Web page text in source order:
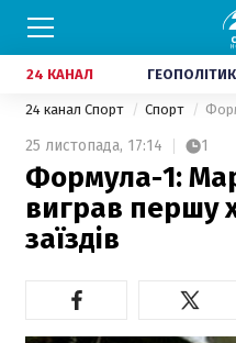
24 КАНАЛ
24 канал Спорт Спорт
25 листопада, 17:14 1
Формула-1:
виграв першу
заїздів